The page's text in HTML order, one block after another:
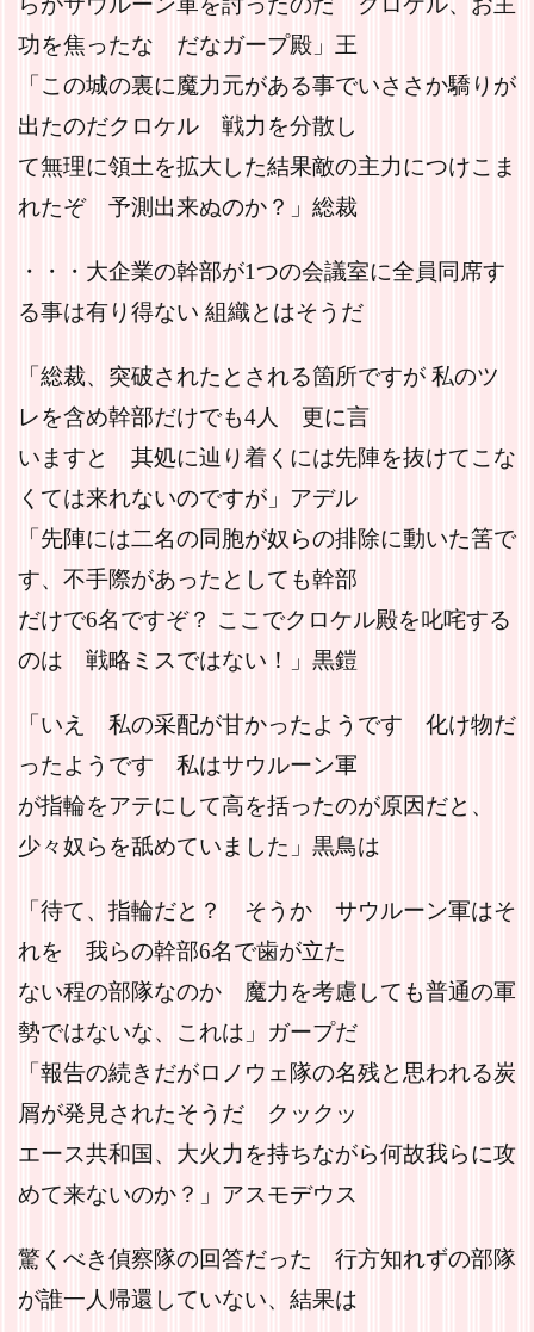
功を焦ったな だなガープ殿」王
「この城の裏に魔力元がある事でいささか驕りが
出たのだクロケル 戦力を分散し
て無理に領土を拡大した結果敵の主力につけこま
れたぞ 予測出来ぬのか？」総裁
・・・大企業の幹部が1つの会議室に全員同席す
る事は有り得ない 組織とはそうだ
「総裁、突破されたとされる箇所ですが 私のツ
レを含め幹部だけでも4人 更に言
いますと 其処に辿り着くには先陣を抜けてこな
くては来れないのですが」アデル
「先陣には二名の同胞が奴らの排除に動いた筈で
す、不手際があったとしても幹部
だけで6名ですぞ？ ここでクロケル殿を叱咤する
のは 戦略ミスではない！」黒鎧
「いえ 私の采配が甘かったようです 化け物だ
ったようです 私はサウルーン軍
が指輪をアテにして高を括ったのが原因だと、
少々奴らを舐めていました」黒鳥は
「待て、指輪だと？ そうか サウルーン軍はそ
れを 我らの幹部6名で歯が立た
ない程の部隊なのか 魔力を考慮しても普通の軍
勢ではないな、これは」ガープだ
「報告の続きだがロノウェ隊の名残と思われる炭
屑が発見されたそうだ クックッ
エース共和国、大火力を持ちながら何故我らに攻
めて来ないのか？」アスモデウス
驚くべき偵察隊の回答だった 行方知れずの部隊
が誰一人帰還していない、結果は